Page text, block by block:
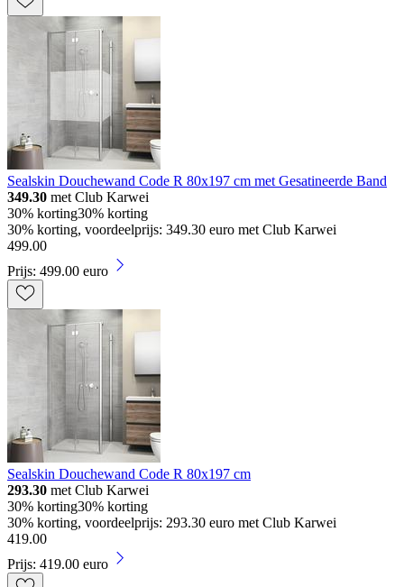
Sealskin Douchewand Code R 80x197 cm met Gesatineerde Band
349.30 met Club Karwei
30% korting30% korting
30% korting, voordeelprijs: 349.30 euro met Club Karwei
499.00
Prijs: 499.00 euro
Sealskin Douchewand Code R 80x197 cm
293.30 met Club Karwei
30% korting30% korting
30% korting, voordeelprijs: 293.30 euro met Club Karwei
419.00
Prijs: 419.00 euro